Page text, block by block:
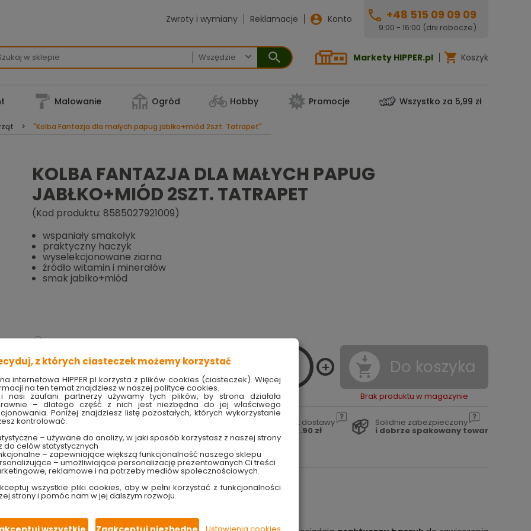
Zwroty i wymiany Reklamacje Konto +48 515 09 09 09
9:00 - 16:00 (dni robocze)
 Markety HIPPER.pl Koszyk
Malowanie Ogród Hobby Promocje Wszystko za 5,99 zł
"Kolba Fantazja dla małych papug jabłko+miód 2szt. Tatrapet"
KOLBA FANTAZJA DLA MAŁYCH PAPUG
JABŁKO+MIÓD 2SZT. TATRAPET
(Kod produktu: 8585027921009)
wspaniały smakołyk
praktyczny haczyk
wyselekcjonowane ziarna
źródło witamin i minerałów
smak jabłko+miód
Sprawdź dostępność w markecie
11.79 zł Do koszyka
Brak produktu w magazynie
Produkt w magazynie Koszt dostawy
od 17.90 zł
Solidnie zabezpieczony
i dobrze spakowany towar
techniczne
2szt. Tatrapet
z których ciasteczek możemy korzystać
internetowa HIPPER.pl korzysta z plików cookies (ciasteczek). Więcej
na ten temat znajdziesz w naszej polityce cookies.
nasi zaufani partnerzy używamy tych plików, by strona działała
– dlatego część z nich jest niezbędna do jej właściwego
Poniżej znajdziesz listę pozostałych, których wykorzystanie
kontrolować:
– używane do analizy, w jaki sposób korzystasz z naszej strony
do celów statystycznych
– zapewniające większą funkcjonalność naszego sklepu
– umożliwiające personalizację prezentowanych Ci treści
reklamowe i na potrzeby mediów społecznościowych.
wszystkie pliki cookies, aby w pełni korzystać z funkcjonalności
strony i pomóc nam w jej dalszym rozwoju.
Ustawienia cookies